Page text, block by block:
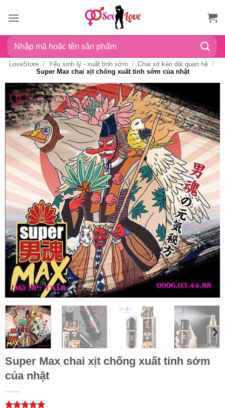
qua
dung
Tìm
kiếm:
LoveStore / Yếu sinh lý - xuất tinh sớm / Chai xịt kéo dài quan hệ /
Super Max chai xịt chống xuất tinh sớm của nhật
Super Max chai xịt chống xuất tinh sớm
của nhật